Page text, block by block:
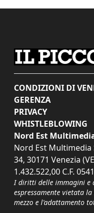
CONDIZIONI DI
GERENZA
PRIVACY
WHISTLEBLOWING
Nord Est
Nord Est Multimedia
34, 30171 Venezia
1.432.522,00 C.F.
I diritti delle immagini e
espressamente vietata
mezzo e l'adattamento